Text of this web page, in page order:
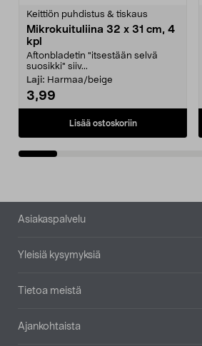
Keittiön puhdistus & tiskaus
Mikrokuituliina 32 x 31 cm, 4
kpl
Aftonbladetin "itsestään selvä
suosikki" siiv...
Laji: Harmaa/beige
3,99
Lisää ostoskoriin
Alatunniste
Asiakaspalvelu
Yleisiä kysymyksiä
Tietoa meistä
Ajankohtaista